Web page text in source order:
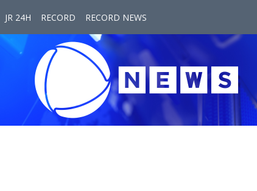
JR 24H RECORD RECORD NEWS